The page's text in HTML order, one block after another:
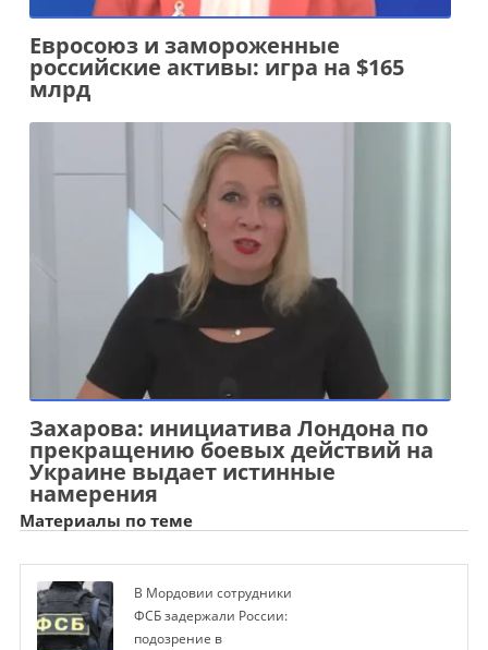
Евросоюз и замороженные
российские активы: игра на $165
млрд
Захарова: инициатива Лондона по
прекращению боевых действий на
Украине выдает истинные
намерения
Материалы по теме
В Мордовии сотрудники
ФСБ задержали России:
подозрение в